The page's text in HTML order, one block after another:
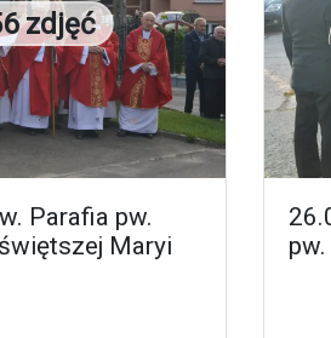
zdjęć
zdjęć
Parafia pw.
Maryi